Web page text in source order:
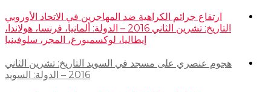
ارتفاع جرائم الكراهية ضد المهاجرين في الاتحاد الأوروبي
التاريخ: تشرين الثاني 2016 – الدولة: ألمانيا، فرنسا، هولاندا،
إيطاليا، لوكسمبورغ، المجر، سلوفينيا
هجوم عنصري على مسجد في السويد التاريخ: تشرين الثاني
2016 – الدولة: السويد